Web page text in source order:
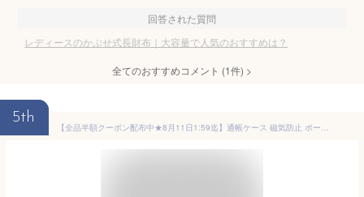
回答された質問
レディースのかぶせ式長財布｜大容量で人気のおすすめは？
全てのおすすめコメント (1件) >
5th
【全品半額クーポン配布中★8月11日1:59迄】通帳ケース 磁気防止 ポーチ 薄型 おしゃれ 印鑑 入る スキミング防止 本革 大容量 カードケース 長財布 レディース メンズ スリム クレジットカード キャッシュカード 大きい 可愛い 軽量 使いやすい 管理